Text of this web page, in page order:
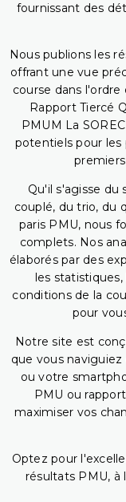
fournissant des
Nous publions les
offrant une vue
course dans
Rapport Tiercé
PMUM La
potentiels pour les
Qu'il s'agisse du
couplé, du trio, du
paris PMU, nous
complets. Nos
élaborés par des
les
conditions de la
pour
Notre site est
que vous
ou votre
PMU ou
maximiser vos
Optez pour
résultats PMU, à